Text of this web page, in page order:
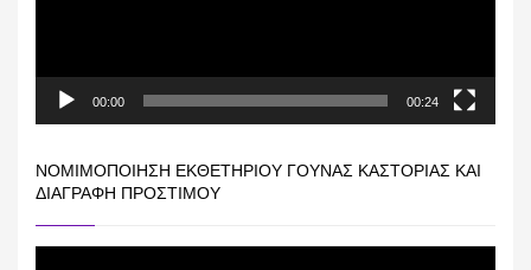
00:00 00:24
ΝΟΜΙΜΟΠΟΊΗΣΗ ΕΚΘΕΤΗΡΊΟΥ ΓΟΎΝΑΣ ΚΑΣΤΟΡΙΆΣ ΚΑΙ
ΔΙΑΓΡΑΦΉ ΠΡΟΣΤΊΜΟΥ